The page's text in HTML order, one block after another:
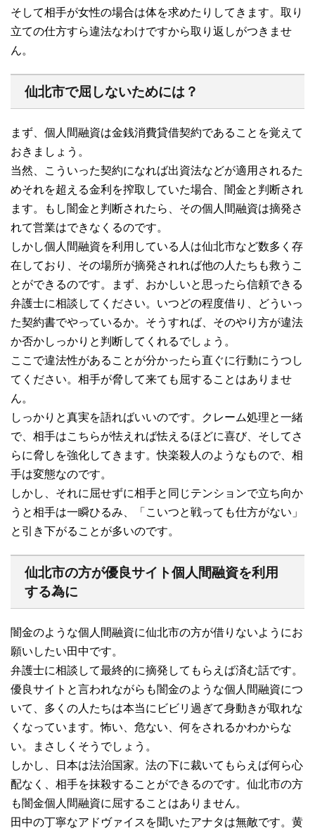
そして相手が女性の場合は体を求めたりしてきます。取り
立ての仕方すら違法なわけですから取り返しがつきませ
ん。
仙北市で屈しないためには？
まず、個人間融資は金銭消費貸借契約であることを覚えて
おきましょう。
当然、こういった契約になれば出資法などが適用されるた
めそれを超える金利を搾取していた場合、闇金と判断され
ます。もし闇金と判断されたら、その個人間融資は摘発さ
れて営業はできなくるのです。
しかし個人間融資を利用している人は仙北市など数多く存
在しており、その場所が摘発されれば他の人たちも救うこ
とができるのです。まず、おかしいと思ったら信頼できる
弁護士に相談してください。いつどの程度借り、どういっ
た契約書でやっているか。そうすれば、そのやり方が違法
か否かしっかりと判断してくれるでしょう。
ここで違法性があることが分かったら直ぐに行動にうつし
てください。相手が脅して来ても屈することはありませ
ん。
しっかりと真実を語ればいいのです。クレーム処理と一緒
で、相手はこちらが怯えれば怯えるほどに喜び、そしてさ
らに脅しを強化してきます。快楽殺人のようなもので、相
手は変態なのです。
しかし、それに屈せずに相手と同じテンションで立ち向か
うと相手は一瞬ひるみ、「こいつと戦っても仕方がない」
と引き下がることが多いのです。
仙北市の方が優良サイト個人間融資を利用
する為に
闇金のような個人間融資に仙北市の方が借りないようにお
願いしたい田中です。
弁護士に相談して最終的に摘発してもらえば済む話です。
優良サイトと言われながらも闇金のような個人間融資につ
いて、多くの人たちは本当にビビリ過ぎて身動きが取れな
くなっています。怖い、危ない、何をされるかわからな
い。まさしくそうでしょう。
しかし、日本は法治国家。法の下に裁いてもらえば何ら心
配なく、相手を抹殺することができるのです。仙北市の方
も闇金個人間融資に屈することはありません。
田中の丁寧なアドヴァイスを聞いたアナタは無敵です。黄